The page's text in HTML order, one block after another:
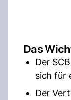
Das
Der
sich für
Der